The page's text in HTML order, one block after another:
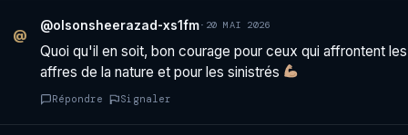
@
@olsonsheerazad-xs1fm· 20 MAI 2026
Quoi qu'il en soit, bon courage pour ceux qui affrontent les
affres de la nature et pour les sinistrés
Répondre Signaler